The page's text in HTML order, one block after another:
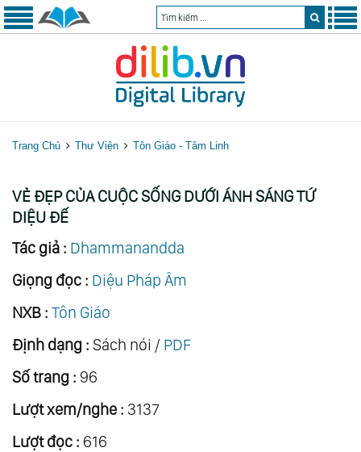
Trang Chủ Thư Viện Tôn Giáo - Tâm Linh
VẺ ĐẸP CỦA CUỘC SỐNG DƯỚI ÁNH SÁNG TỨ
DIỆU ĐẾ
Tác giả : Dhammanandda
Giọng đọc : Diệu Pháp Âm
NXB : Tôn Giáo
Định dạng : Sách nói / PDF
Số trang : 96
Lượt xem/nghe : 3137
Lượt đọc : 616